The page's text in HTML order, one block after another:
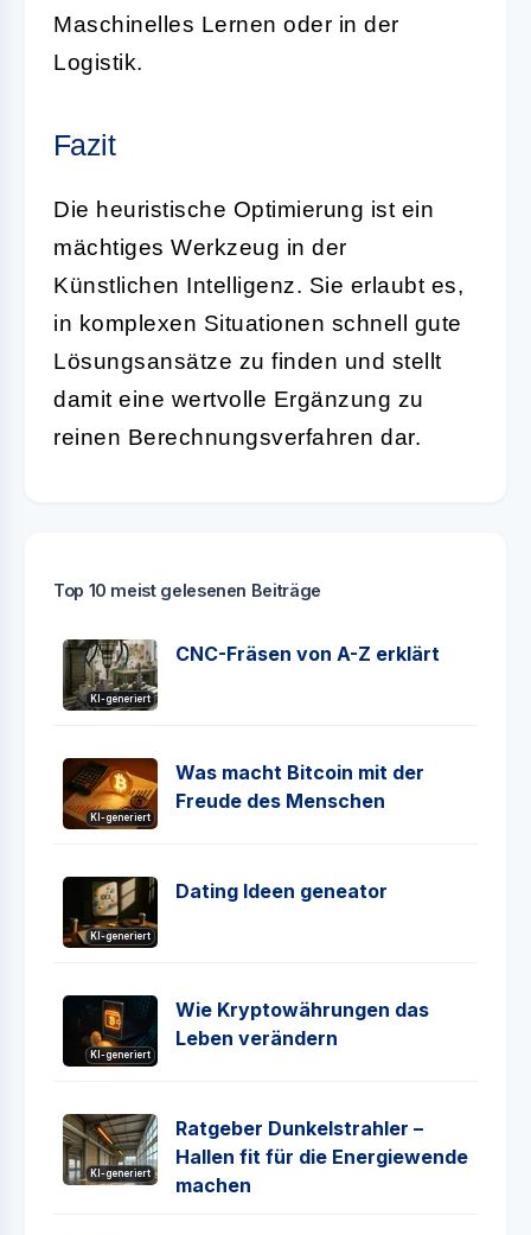
Maschinelles Lernen oder in der
Logistik.
Fazit
Die heuristische Optimierung ist ein
mächtiges Werkzeug in der
Künstlichen Intelligenz. Sie erlaubt es,
in komplexen Situationen schnell gute
Lösungsansätze zu finden und stellt
damit eine wertvolle Ergänzung zu
reinen Berechnungsverfahren dar.
Top 10 meist gelesenen Beiträge
KI-generiert
CNC-Fräsen von A-Z erklärt
KI-generiert
Was macht Bitcoin mit der
Freude des Menschen
KI-generiert
Dating Ideen geneator
KI-generiert
Wie Kryptowährungen das
Leben verändern
KI-generiert
Ratgeber Dunkelstrahler –
Hallen fit für die Energiewende
machen